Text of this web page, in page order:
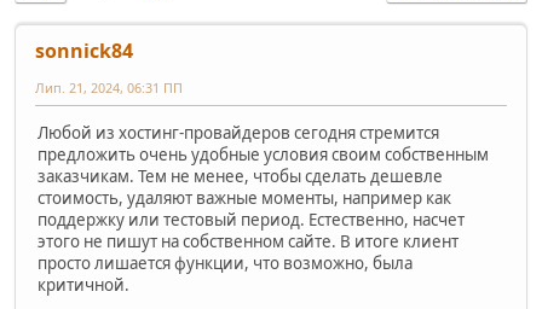
sonnick84
Лип. 21, 2024, 06:31 ПП
Любой из хостинг-провайдеров сегодня стремится
предложить очень удобные условия своим собственным
заказчикам. Тем не менее, чтобы сделать дешевле
стоимость, удаляют важные моменты, например как
поддержку или тестовый период. Естественно, насчет
этого не пишут на собственном сайте. В итоге клиент
просто лишается функции, что возможно, была
критичной.